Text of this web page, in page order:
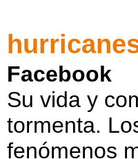
Facebook
Su vida y
tormenta.
fenómenos